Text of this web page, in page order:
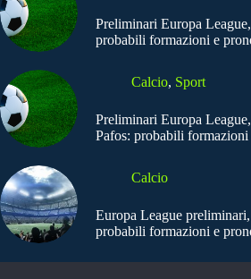
Preliminari Europa
probabili formazioni e
Calcio, Sport
Preliminari Europa
Pafos: probabili
Calcio
Europa League
probabili formazioni e